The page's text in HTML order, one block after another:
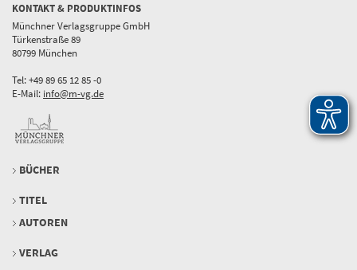
KONTAKT & PRODUKTINFOS
Münchner Verlagsgruppe GmbH
Türkenstraße 89
80799 München
Tel: +49 89 65 12 85 -0
E-Mail: info@m-vg.de
BÜCHER
TITEL
AUTOREN
VERLAG